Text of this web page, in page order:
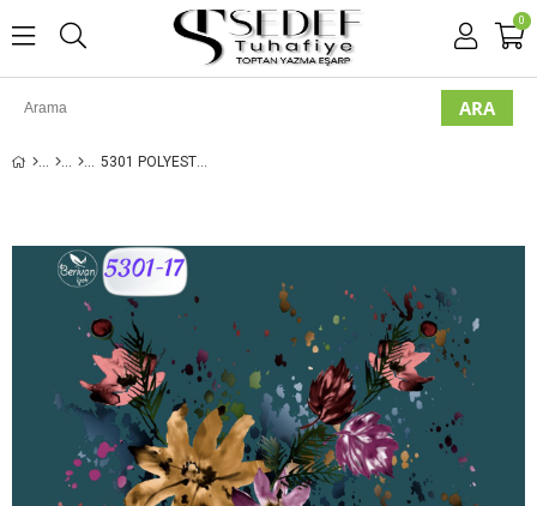
0
5301 POLYESTER OYALIK YAZMA